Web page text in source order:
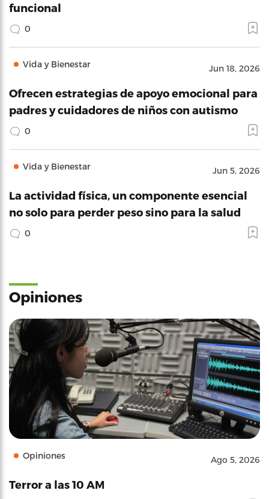
funcional
0
Vida y Bienestar Jun 18, 2026
Ofrecen estrategias de apoyo emocional para
padres y cuidadores de niños con autismo
0
Vida y Bienestar Jun 5, 2026
La actividad física, un componente esencial
no solo para perder peso sino para la salud
0
Opiniones
Opiniones Ago 5, 2026
Terror a las 10 AM